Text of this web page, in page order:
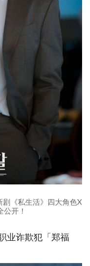
《私生活》四大角色X
开！
业诈欺犯「郑福